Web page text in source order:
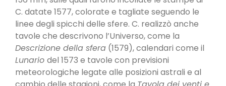
C. datate 1577, colorate e tagliate seguendo le
linee degli spicchi delle sfere. C. realizzò anche
tavole che descrivono l’Universo, come la
Descrizione della sfera (1579), calendari come il
Lunario del 1573 e tavole con previsioni
meteorologiche legate alle posizioni astrali e al